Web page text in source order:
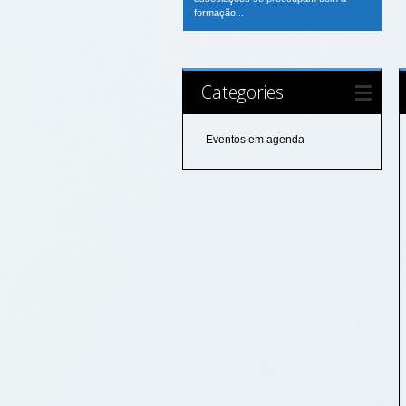
formação...
Categories
Eventos em agenda